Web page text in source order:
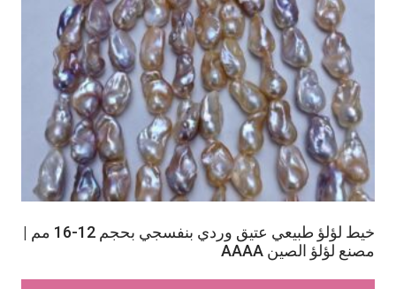
خيط لؤلؤ طبيعي عتيق وردي بنفسجي بحجم 12-16 مم |
مصنع لؤلؤ الصين AAAA